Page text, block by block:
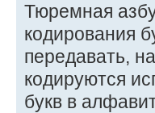
Тюремная
кодирования
передавать,
кодируются
букв в